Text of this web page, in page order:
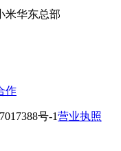
米华东总部
作
号-1营业执照